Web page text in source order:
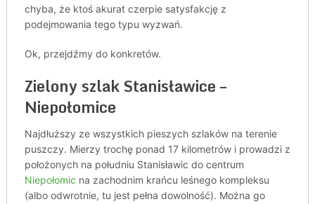
chyba, że ktoś akurat czerpie satysfakcję z
podejmowania tego typu wyzwań.
Ok, przejdźmy do konkretów.
Zielony szlak Stanisławice –
Niepołomice
Najdłuższy ze wszystkich pieszych szlaków na terenie
puszczy. Mierzy trochę ponad 17 kilometrów i prowadzi z
położonych na południu Stanisławic do centrum
Niepołomic na zachodnim krańcu leśnego kompleksu
(albo odwrotnie, tu jest pełna dowolność). Można go